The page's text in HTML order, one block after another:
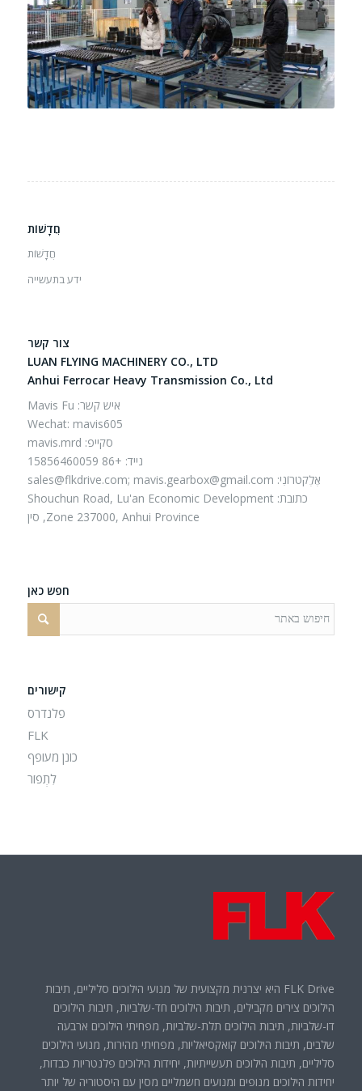
חֲדָשׁוֹת
חֲדָשׁוֹת
ידע בתעשייה
צור קשר
LUAN FLYING MACHINERY CO., LTD
Anhui Ferrocar Heavy Transmission Co., Ltd
איש קשר: Mavis Fu
Wechat: mavis605
סקייפ: mavis.mrd
נייד: +86 15856460059
אֶלֶקטרוֹנִי:
sales@flkdrive.com; mavis.gearbox@gmail.com
כתובת: Shouchun Road, Lu'an Economic Development
Zone 237000, Anhui Province, סין
חפש כאן
קישורים
פלנדרס
FLK
כונן מעופף
לִתְפוֹר
FLK Drive היא יצרנית מקצועית של מנועי הילוכים סליליים, תיבות
הילוכים צירים מקבילים, תיבות הילוכים חד-שלביות, תיבות הילוכים
דו-שלביות, תיבות הילוכים תלת-שלביות, מפחיתי הילוכים ארבעה
שלבים, תיבות הילוכים קואקסיאליות, מפחיתי מהירות, מנועי הילוכים
סליליים, תיבות הילוכים תעשייתיות, יחידות הילוכים פלנטריות כבדות,
יחידות הילוכים מנופים ומנועים חשמליים מסין עם היסטוריה של יותר